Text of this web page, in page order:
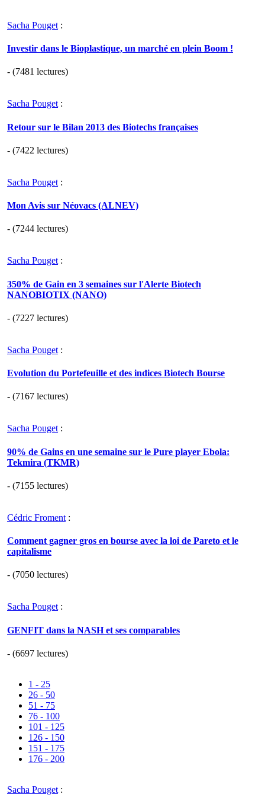
Sacha Pouget :
Investir dans le Bioplastique, un marché en plein Boom !
- (7481 lectures)
Sacha Pouget :
Retour sur le Bilan 2013 des Biotechs françaises
- (7422 lectures)
Sacha Pouget :
Mon Avis sur Néovacs (ALNEV)
- (7244 lectures)
Sacha Pouget :
350% de Gain en 3 semaines sur l'Alerte Biotech
NANOBIOTIX (NANO)
- (7227 lectures)
Sacha Pouget :
Evolution du Portefeuille et des indices Biotech Bourse
- (7167 lectures)
Sacha Pouget:
90% de Gains en une semaine sur le Pure player Ebola:
Tekmira (TKMR)
- (7155 lectures)
Cédric Froment :
Comment gagner gros en bourse avec la loi de Pareto et le
capitalisme
- (7050 lectures)
Sacha Pouget:
GENFIT dans la NASH et ses comparables
- (6697 lectures)
1 - 25
26 - 50
51 - 75
76 - 100
101 - 125
126 - 150
151 - 175
176 - 200
Sacha Pouget :